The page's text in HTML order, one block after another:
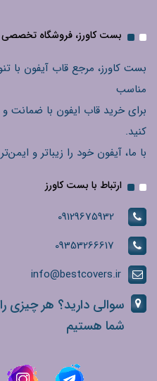
بست کاورز، فروشگاه تخصصی
بست کاورز، مرجع قاب آیفون با
مناسب
برای خرید قاب ایفون با ضمانت
کنید.
با ما، آیفون خود را زیباتر و
ارتباط با بست کاورز
09129675932
09353266617
info@bestcovers.ir
سوالی دارید؟ هر چیزی
شما هستیم